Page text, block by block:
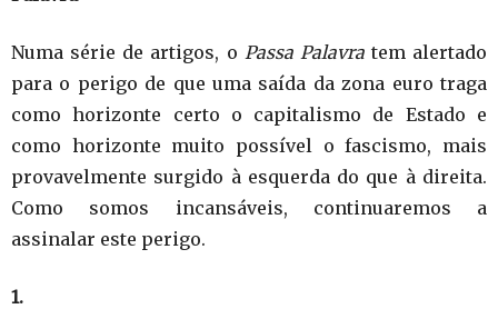
Numa série de artigos, o Passa Palavratem alertado
para o perigo de que uma saída da zona euro traga
como horizonte certo o capitalismo de Estado e
como horizonte muito possível o fascismo, mais
provavelmente surgido à esquerda do que à direita.
Como somos incansáveis, continuaremos a
assinalar este perigo.
1.